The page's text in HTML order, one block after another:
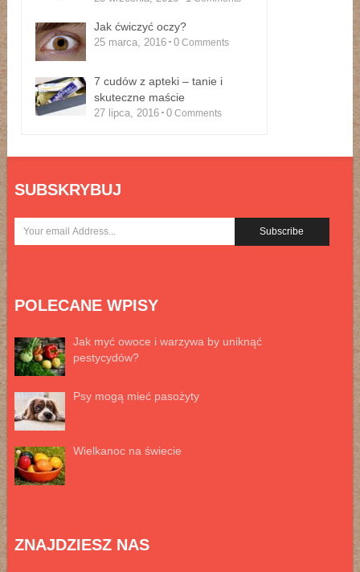
Jak ćwiczyć oczy?
25 marca, 2016 0 Comments
7 cudów z apteki – tanie i
skuteczne maście
27 lipca, 2016 0 Comments
SUBSKRYBUJ
POLECANE WPISY
Jak myć owoce i warzywa by uniknąć
pestycydów?
Psy mogą mieć pasożyty
Wielkanoc na świecie
ZNAJDZIESZ NAS